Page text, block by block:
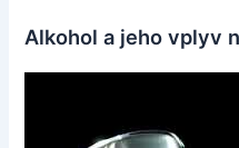
Alkohol a jeho vplyv